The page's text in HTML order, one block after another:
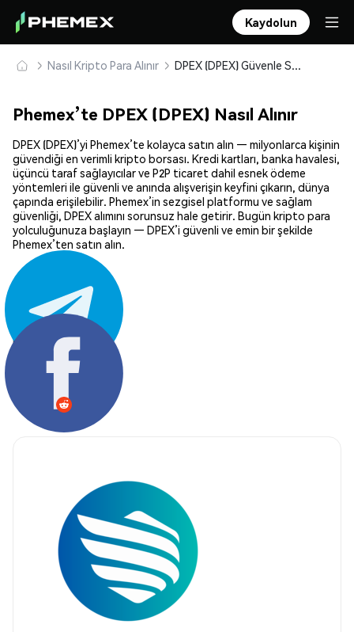
Kaydolun
Nasıl Kripto Para Alınır DPEX (DPEX) Güvenle Satın Alın ve Saklayın
Phemex’te DPEX (DPEX) Nasıl Alınır
DPEX (DPEX)’yi Phemex’te kolayca satın alın — milyonlarca kişinin
güvendiği en verimli kripto borsası. Kredi kartları, banka havalesi,
üçüncü taraf sağlayıcılar ve P2P ticaret dahil esnek ödeme
yöntemleri ile güvenli ve anında alışverişin keyfini çıkarın, dünya
çapında erişilebilir. Phemex’in sezgisel platformu ve sağlam
güvenliği, DPEX alımını sorunsuz hale getirir. Bugün kripto para
yolculuğunuza başlayın — DPEX’i güvenli ve emin bir şekilde
Phemex’ten satın alın.
Paylaş: